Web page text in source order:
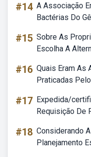
#14 A Associação
Bactérias Do
#15 Sobre As
Escolha A
#16 Quais Eram As
Praticadas
#17 Expedida/
Requisição De
#18 Considerando
Planejamento